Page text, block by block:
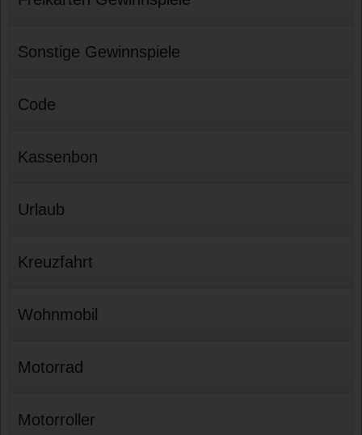
Sonstige Gewinnspiele
Code
Kassenbon
Urlaub
Kreuzfahrt
Wohnmobil
Motorrad
Motorroller